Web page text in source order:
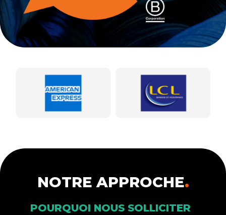
NOTRE APPROCHE.
POURQUOI NOUS SOLLICITER